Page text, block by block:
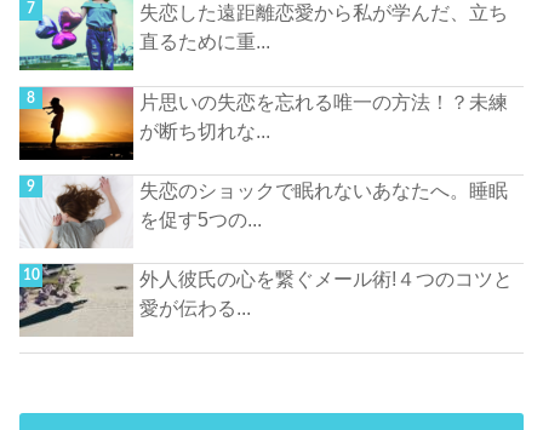
失恋した遠距離恋愛から私が学んだ、立ち
直るために重...
片思いの失恋を忘れる唯一の方法！？未練
が断ち切れな...
失恋のショックで眠れないあなたへ。睡眠
を促す5つの...
外人彼氏の心を繋ぐメール術!４つのコツと
愛が伝わる...